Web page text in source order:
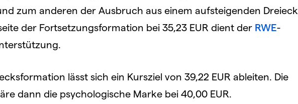
zum anderen der Ausbruch aus einem aufsteigenden Dreieck
der Fortsetzungsformation bei 35,23 EUR dient der RWE-
lässt sich ein Kursziel von 39,22 EUR ableiten. Die
dann die psychologische Marke bei 40,00 EUR.